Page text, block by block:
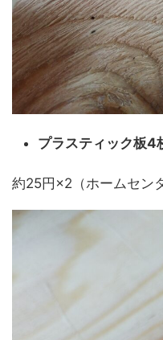
プラスティック板4
約25円×2（ホームセン